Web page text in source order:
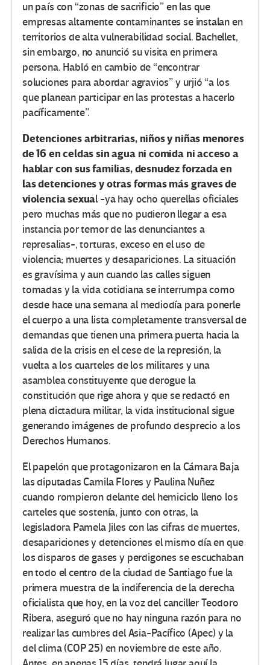
un país con “zonas de sacrificio” en las que
empresas altamente contaminantes se instalan en
territorios de alta vulnerabilidad social. Bachellet,
sin embargo, no anunció su visita en primera
persona. Habló en cambio de “encontrar
soluciones para abordar agravios” y urjió “a los
que planean participar en las protestas a hacerlo
pacíficamente”.
Detenciones arbitrarias, niños y niñas menores
de 16 en celdas sin agua ni comida ni acceso a
hablar con sus familias, desnudez forzada en
las detenciones y otras formas más graves de
violencia sexual -ya hay ocho querellas oficiales
pero muchas más que no pudieron llegar a esa
instancia por temor de las denunciantes a
represalias-, torturas, exceso en el uso de
violencia; muertes y desapariciones. La situación
es gravísima y aun cuando las calles siguen
tomadas y la vida cotidiana se interrumpa como
desde hace una semana al mediodía para ponerle
el cuerpo a una lista completamente transversal de
demandas que tienen una primera puerta hacia la
salida de la crisis en el cese de la represión, la
vuelta a los cuarteles de los militares y una
asamblea constituyente que derogue la
constitución que rige ahora y que se redactó en
plena dictadura militar, la vida institucional sigue
generando imágenes de profundo desprecio a los
Derechos Humanos.
El papelón que protagonizaron en la Cámara Baja
las diputadas Camila Flores y Paulina Nuñez
cuando rompieron delante del hemiciclo lleno los
carteles que sostenía, junto con otras, la
legisladora Pamela Jiles con las cifras de muertes,
desapariciones y detenciones el mismo día en que
los disparos de gases y perdigones se escuchaban
en todo el centro de la ciudad de Santiago fue la
primera muestra de la indiferencia de la derecha
oficialista que hoy, en la voz del canciller Teodoro
Ribera, aseguró que no hay ninguna razón para no
realizar las cumbres del Asia-Pacífico (Apec) y la
del clima (COP 25) en noviembre de este año.